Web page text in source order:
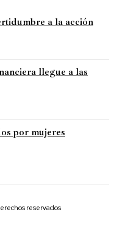
a la acción
llegue a las
por mujeres
reservados